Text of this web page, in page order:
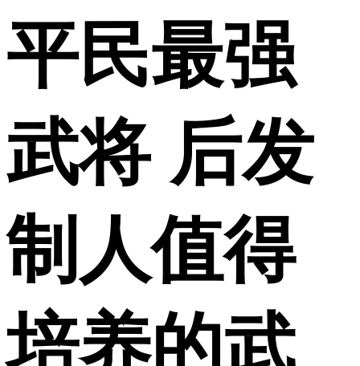
平民最强
武将 后发
制人值得
培养的武